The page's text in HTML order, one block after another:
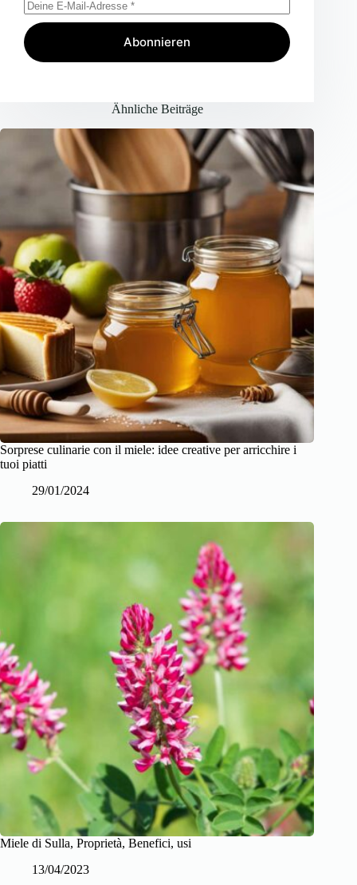
Abonnieren
Ähnliche Beiträge
Sorprese culinarie con il miele: idee creative per arricchire i
tuoi piatti
29/01/2024
Miele di Sulla, Proprietà, Benefici, usi
13/04/2023